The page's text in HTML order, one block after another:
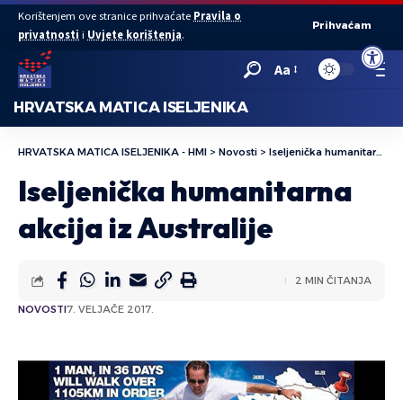
Open
Korištenjem ove stranice prihvaćate Pravila o
privatnosti i Uvjete korištenja.
Prihvaćam
Aa
HRVATSKA MATICA ISELJENIKA
HRVATSKA MATICA ISELJENIKA - HMI > Novosti > Iseljenička humanitarna akcija iz Australije
Iseljenička humanitarna
akcija iz Australije
NOVOSTI7. VELJAČE 2017.
2 MIN ČITANJA